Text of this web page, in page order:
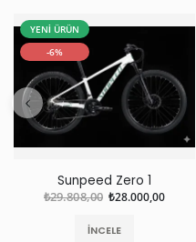
YENİ ÜRÜN
-6%
Sunpeed Zero 1
₺29.808,00 ₺28.000,00
İNCELE